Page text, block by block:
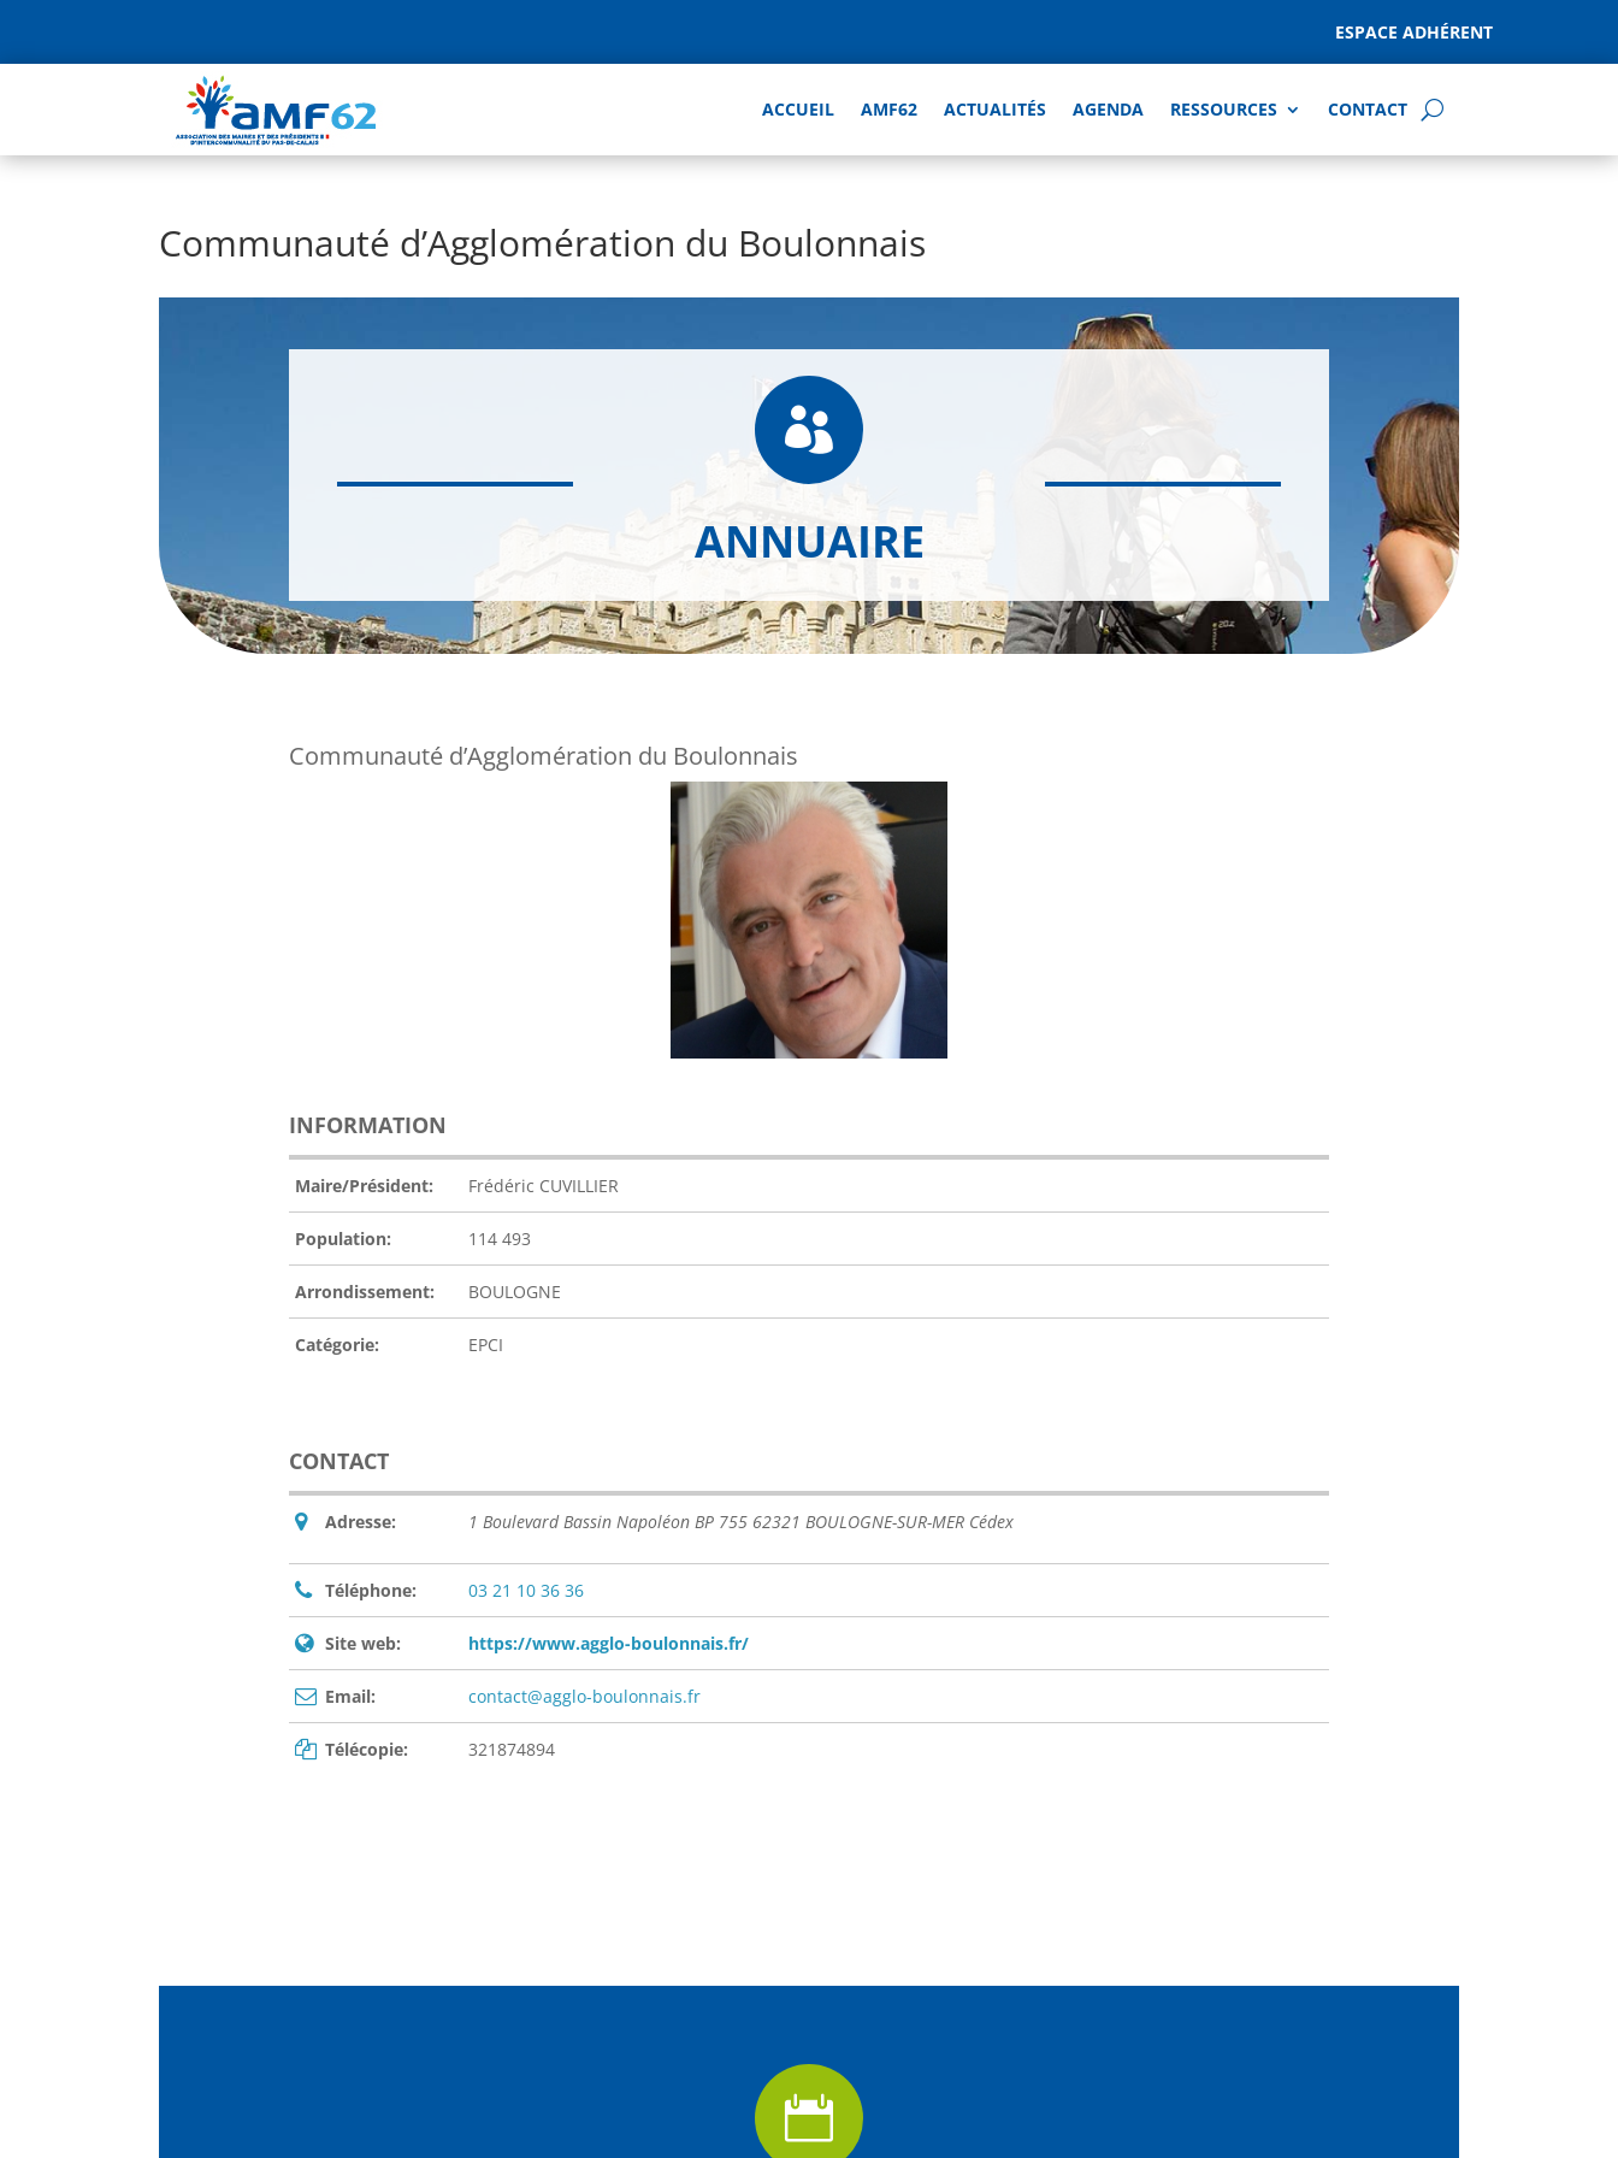
ESPACE ADHÉRENT
ACCUEIL AMF62 ACTUALITÉS AGENDA RESSOURCES CONTACT
Communauté d’Agglomération du Boulonnais

ANNUAIRE
Communauté d’Agglomération du Boulonnais
INFORMATION
Maire/Président: Frédéric CUVILLIER
Population: 114 493
Arrondissement: BOULOGNE
Catégorie: EPCI
CONTACT
Adresse: 1 Boulevard Bassin Napoléon BP 755 62321 BOULOGNE-SUR-MER Cédex
Téléphone: 03 21 10 36 36
Site web: https://www.agglo-boulonnais.fr/
Email: contact@agglo-boulonnais.fr
Télécopie: 321874894
